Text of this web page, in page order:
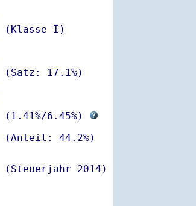
I)
(Satz: 17.1%)
( 1.41%/6.45%)
(Steuerjahr 2014)